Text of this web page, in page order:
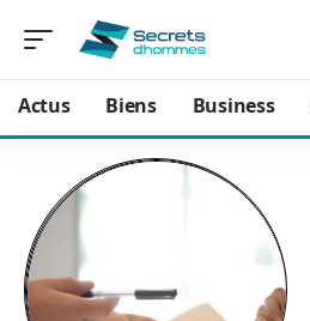
Actus Biens Business